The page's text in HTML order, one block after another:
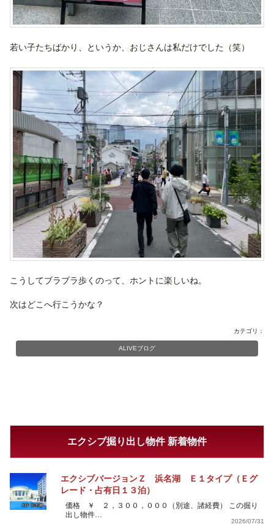
若い子たちばかり、というか、おじさんは私だけでした（笑）
こうしてブラブラ歩くのって、ホントに楽しいね。
次はどこへ行こうかな？
カテゴリ：
ALIVEブログ
エクシブ掘り出し物件 新着物件
エクシブバージョンＺ 浜名湖 Ｅ１タイプ（Ｅグ
レード・占有日１３泊）
価格 ￥ ２，３００，０００（別途、諸経費） この掘り
出し物件…
2026/07/31